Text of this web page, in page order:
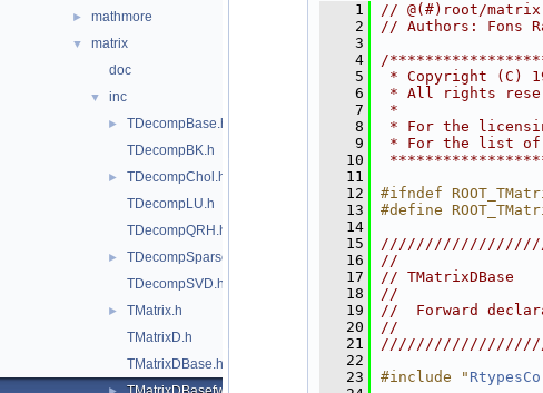
► mathmore
▼
matrix
doc
▼ inc
►
TDecompBase.h
TDecompBK.h
►
TDecompChol.h
TDecompLU.h
TDecompQRH.h
►
TDecompSparse.h
TDecompSVD.h
►
TMatrix.h
TMatrixD.h
TMatrixDBase.h
    1
// @(#)root/
    2
// Authors: Fons
    3
    4
/
    5
* Copyright (C)
    6
* All rights
    7
*
    8
* For the
    9
* For the list of
   10
   11
   12
#ifndef
   13
#define
   14
   15
   16
//
   17
//
   18
//
   19
//  Forward
   20
//
   21
   22
   23
#include "